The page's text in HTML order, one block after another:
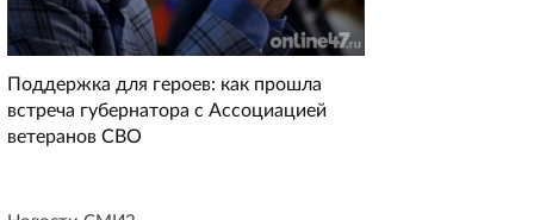
Поддержка для героев: как прошла
встреча губернатора с Ассоциацией
ветеранов СВО